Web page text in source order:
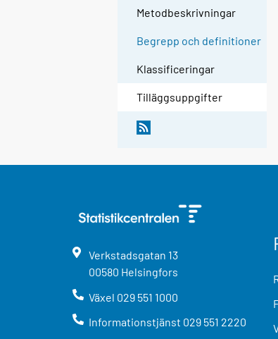
Metodbeskrivningar
Begrepp och definitioner
Klassificeringar
Tilläggsuppgifter
Verkstadsgatan 13
00580 Helsingfors
Växel 029 551 1000
Informationstjänst 029 551 2220